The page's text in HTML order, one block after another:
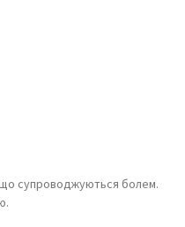
супроводжуються болем.